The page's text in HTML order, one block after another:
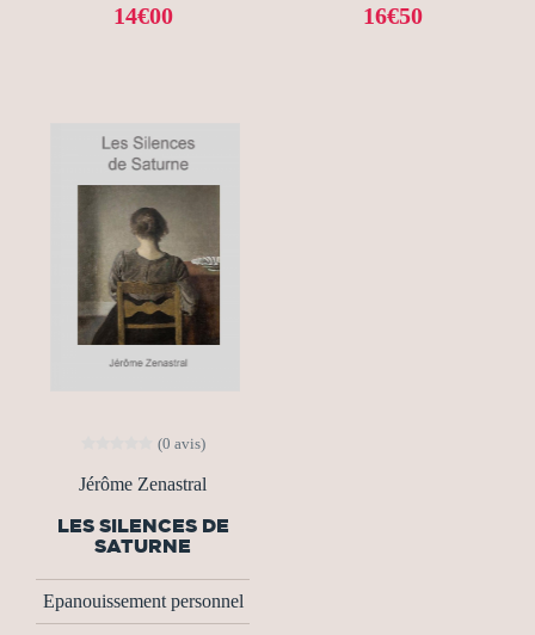
14€00 16€50
(0 avis)
Jérôme Zenastral
LES SILENCES DE
SATURNE
Epanouissement personnel